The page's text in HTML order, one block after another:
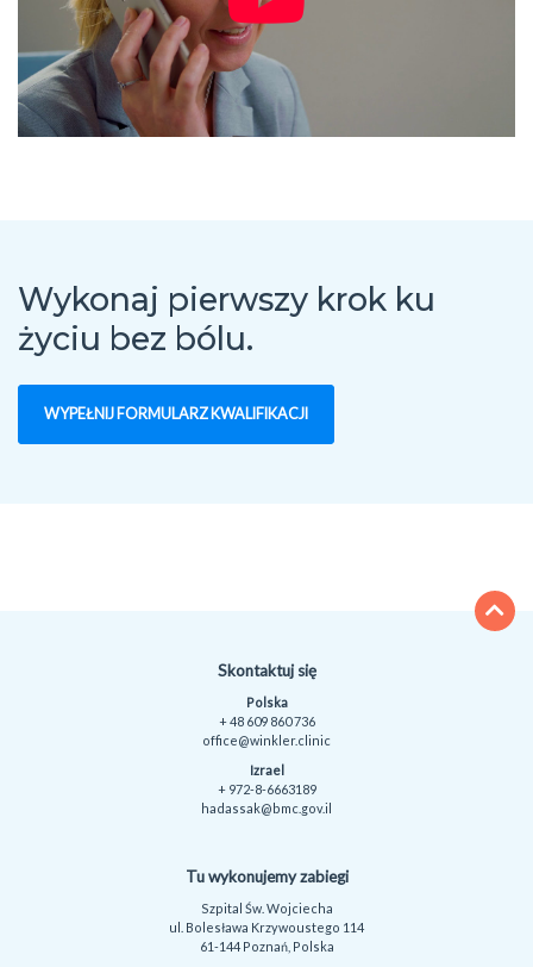
WYPEŁNIJ FORMULARZ KWALIFIKACJI
Wykonaj pierwszy krok ku
życiu bez bólu.
Skontaktuj się
Polska
+ 48 609 860 736
office@winkler.clinic
Izrael
+ 972-8-6663189
hadassak@bmc.gov.il
Tu wykonujemy zabiegi
Szpital Św. Wojciecha
ul. Bolesława Krzywoustego 114
61-144 Poznań, Polska